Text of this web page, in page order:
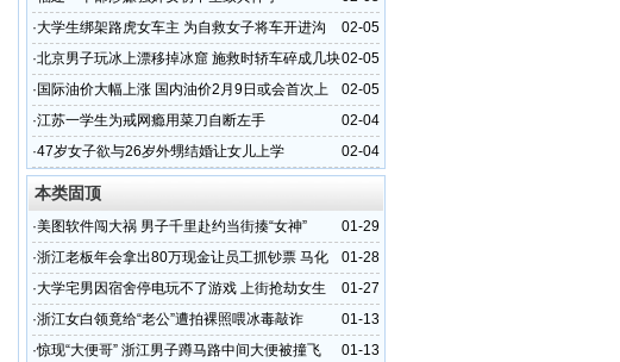
02-05
·大学生绑架路虎女车主 为自救女子将车开进沟
02-05
·北京男子玩冰上漂移掉冰窟 施救时轿车碎成几块
02-05
· 国际油价大幅上涨 国内油价2月9日或会首次上
调
02-04
·江苏一学生为戒网瘾用菜刀自断左手
02-04
·47岁女子欲与26岁外甥结婚让女儿上学
本类固顶
01-29
·美图软件闯大祸 男子千里赴约当街揍“女神”
01-28
·浙江老板年会拿出80万现金让员工抓钞票 马化
腾叫板每人派1亿
01-27
·大学宅男因宿舍停电玩不了游戏 上街抢劫女生
01-13
·浙江女白领竟给“老公”遭拍裸照喂冰毒敲诈
01-13
·惊现“大便哥” 浙江男子蹲马路中间大便被撞飞